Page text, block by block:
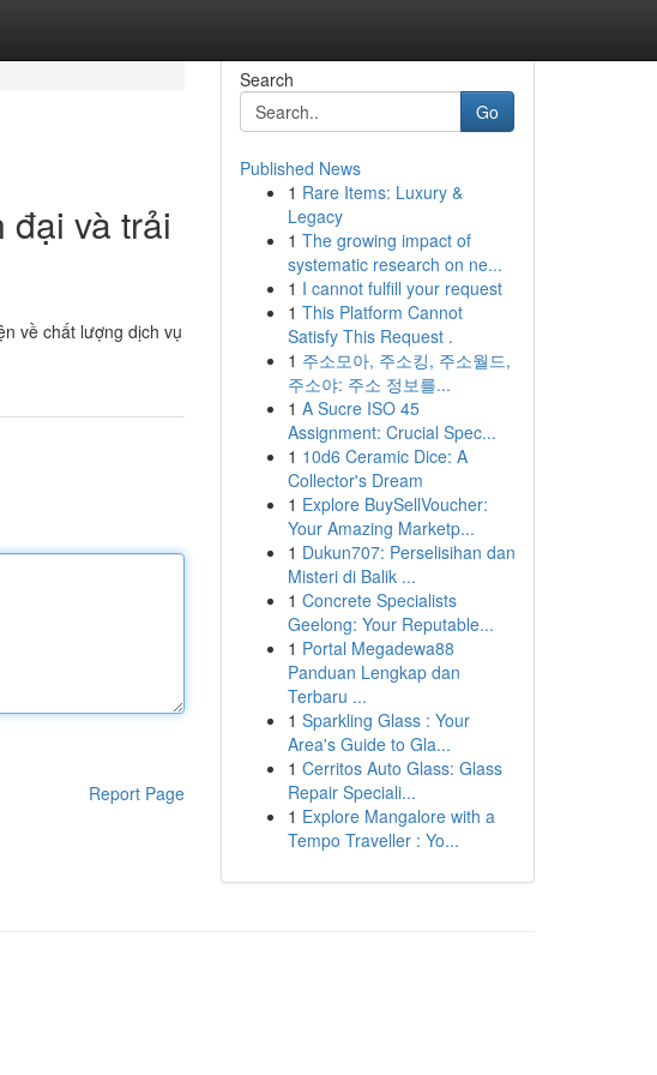
và trải
về chất lượng dịch vụ
Report Page
Search
Go
Published News
1 Rare Items: Luxury &
Legacy
1 The growing impact of
systematic research on ne...
1 I cannot fulfill your request
1 This Platform Cannot
Satisfy This Request .
1 주소모아, 주소킹, 주소월드,
주소야: 주소 정보를...
1 A Sucre ISO 45
Assignment: Crucial Spec...
1 10d6 Ceramic Dice: A
Collector's Dream
1 Explore BuySellVoucher:
Your Amazing Marketp...
1 Dukun707: Perselisihan dan
Misteri di Balik ...
1 Concrete Specialists
Geelong: Your Reputable...
1 Portal Megadewa88
Panduan Lengkap dan
Terbaru ...
1 Sparkling Glass : Your
Area's Guide to Gla...
1 Cerritos Auto Glass: Glass
Repair Speciali...
1 Explore Mangalore with a
Tempo Traveller : Yo...